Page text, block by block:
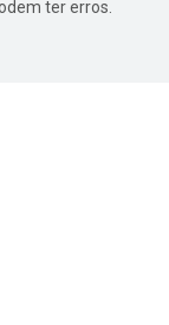
ter erros.